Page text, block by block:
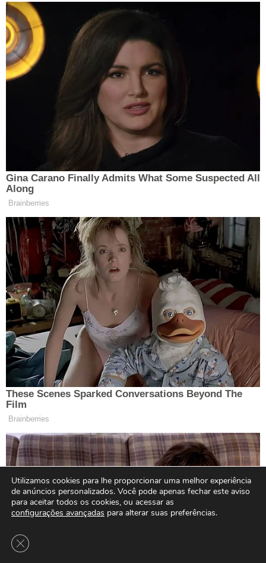
Utilizamos cookies para lhe proporcionar uma melhor experiência
de anúncios personalizados. Você pode apenas fechar este aviso
para aceitar todos os cookies, ou acessar as
configurações avançadas para alterar suas preferências.
Close GDPR Cookie Banner